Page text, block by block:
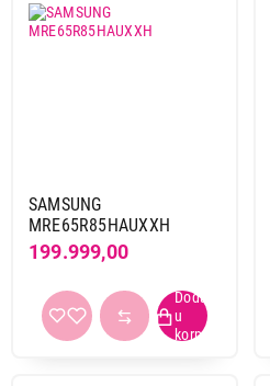
SAMSUNG
MRE65R85HAUXXH
199.999,00